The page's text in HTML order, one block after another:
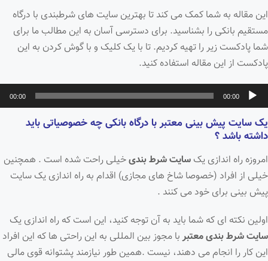
این مقاله به شما کمک می کند تا بهترین سایت های شرطبندی با درگاه
مستقیم بانکی را بشناسید. برای دسترسی آسان به این مطالب ما برای
شما پادکست زیر را تهیه کردیم. تا با یک کلیک و با گوش کردن به این
پادکست از این مقاله استفاده کنید.
پخش‌کننده
صوت
00:00
00:00
یک سایت پیش بینی معتبر با درگاه بانکی چه خصوصیاتی باید
داشته باشد ؟
امروزه راه اندازی یک سایت شرط بندیخیلی راحت شده است . همچنین
خیلی از افراد (خصوصا شاخ های مجازی) اقدام به راه اندازی یک سایت
پیش بینی برای خود می کنند .
اولین نکته ای که شما باید به آن توجه کنید، این است که راه اندازی یک
سایت شرط بندی معتبربا مجوز بین المللی به این راحتی ها که این افراد
این کار را انجام می دهند، نیست .همین طور نیازمند پشتوانه قوی مالی